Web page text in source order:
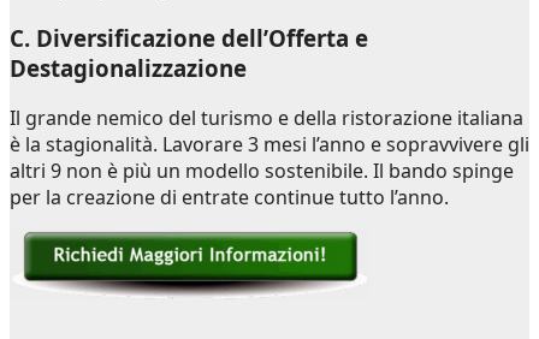
C. Diversificazione dell’Offerta e
Destagionalizzazione
Il grande nemico del turismo e della ristorazione italiana
è la stagionalità. Lavorare 3 mesi l’anno e sopravvivere gli
altri 9 non è più un modello sostenibile. Il bando spinge
per la creazione di entrate continue tutto l’anno.